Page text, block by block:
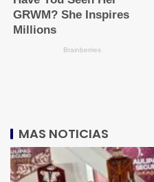
MAS NOTICIAS